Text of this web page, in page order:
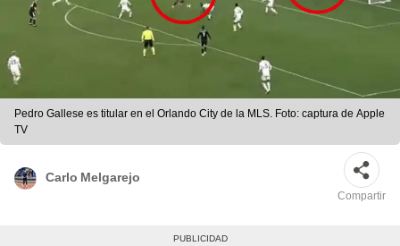
Pedro Gallese es titular en el Orlando City de la MLS. Foto: captura de Apple
TV
Carlo Melgarejo
Compartir